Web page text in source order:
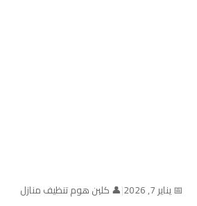
📅 يناير 7, 2026 |👤 كلين هوم تنظيف منازل